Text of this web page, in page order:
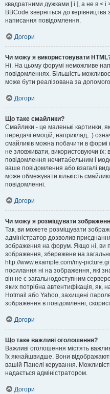
квадратними дужками [ і ], а не в <
BBCode зверніться до
написання повідомлення.
Догори
Чи можу я використовувати
Ні. На цьому форумі неможливе
повідомленнях. Більшість
може бути реалізована за
Догори
Що таке смайлики?
Смайлики - це маленькі картинки,
передачі емоцій, наприклад, :)
смайликів можна побачити в
не зловживати, використовуючи їх:
повідомлення нечитабельним і
ваше повідомлення або взагалі
може обмежувати кількість
повідомленні.
Догори
Чи можу я розміщувати
Так, ви можете розміщувати
адміністратор дозволив
зображення на форум. Якщо ні, ви
зображення, збережене на
http://www.example.com/my-
посилання ні на зображення, які
він не є загальнодоступним
яких потрібна автентифікація, як,
Hotmail або Yahoo, захищені
зображення в повідомленні,
Догори
Що таке важливі оголошення?
Важливі оголошення містять
їх якнайшвидше. Вони
вашій Панелі керування.
надається адміністратором.
Догори